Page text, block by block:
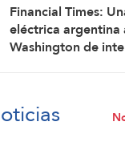
Financial Times:
eléctrica argentina
Washington de